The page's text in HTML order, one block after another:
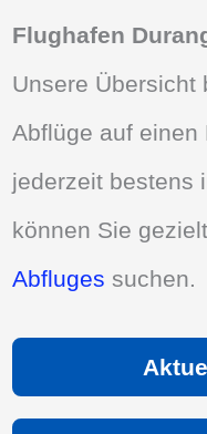
Flughafen
Unsere Übersicht
Abflüge auf
jederzeit bestens
können Sie
Abfluges suchen.